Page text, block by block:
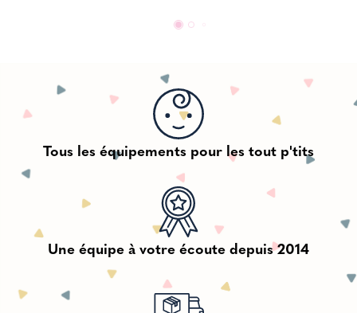
Tous les équipements pour les tout p'tits
Une équipe à votre écoute depuis 2014